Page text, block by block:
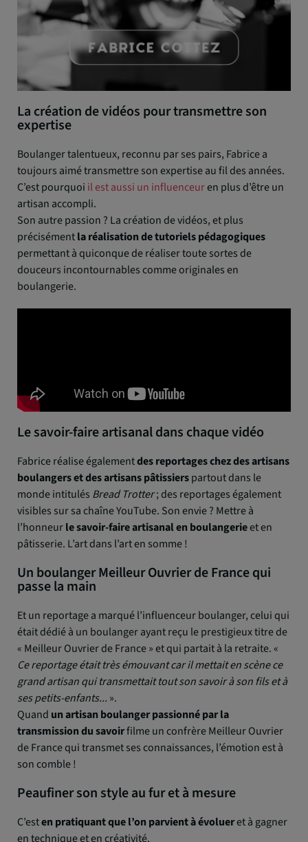
La création de vidéos pour transmettre son
expertise
Boulanger talentueux, reconnu par ses pairs, Fabrice a
toujours aimé transmettre son expertise au fil des années.
C’est pourquoi il est aussi un influenceuren plus d’être un
artisan accompli.
Son autre passion ? La création de vidéos, et plus
précisémentla réalisation de tutoriels pédagogiques
permettant à quiconque de réaliser toute sortes de
douceurs incontournables comme originales en
boulangerie.
Le savoir-faire artisanal dans chaque vidéo
Fabrice réalise égalementdes reportages chez des artisans
boulangers et des artisans pâtissierspartout dans le
monde intitulés Bread Trotter; des reportages également
visibles sur sa chaîne YouTube. Son envie ? Mettre à
l’honneurle savoir-faire artisanal en boulangerieet en
pâtisserie. L’art dans l’art en somme !
Un boulanger Meilleur Ouvrier de France qui
passe la main
Et un reportage a marqué l’influenceur boulanger, celui qui
était dédié à un boulanger ayant reçu le prestigieux titre de
« Meilleur Ouvrier de France » et qui partait à la retraite. «
Ce reportage était très émouvant car il mettait en scène ce
grand artisan qui transmettait tout son savoir à son fils et à
ses petits-enfants... ».
Quand un artisan boulanger passionné par la
transmission du savoirfilme un confrère Meilleur Ouvrier
de France qui transmet ses connaissances, l’émotion est à
son comble !
Peaufiner son style au fur et à mesure
C’esten pratiquant que l’on parvient à évolueret à gagner
en technique et en créativité.